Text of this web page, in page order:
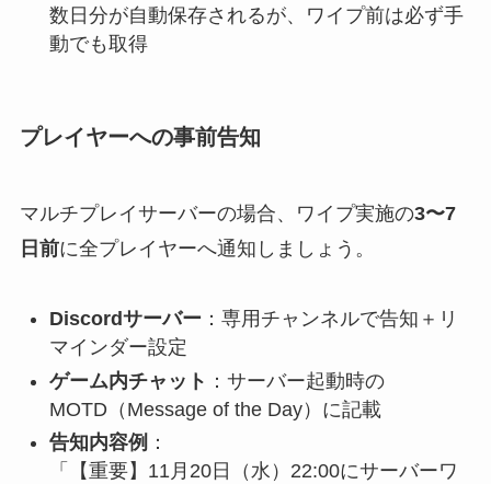
数日分が自動保存されるが、ワイプ前は必ず手
動でも取得
プレイヤーへの事前告知
マルチプレイサーバーの場合、ワイプ実施の3〜7
日前に全プレイヤーへ通知しましょう。
Discordサーバー ：専用チャンネルで告知＋リ
マインダー設定
ゲーム内チャット ：サーバー起動時の
MOTD（Message of the Day）に記載
告知内容例 ：
「【重要】11月20日（水）22:00にサーバーワ